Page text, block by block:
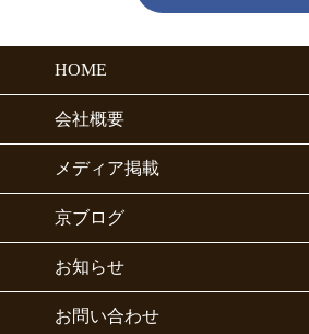
HOME
会社概要
メディア掲載
京ブログ
お知らせ
お問い合わせ